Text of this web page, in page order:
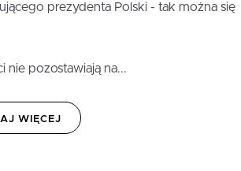
prezydenta Polski - tak można się
nie pozostawiają na...
WIĘCEJ